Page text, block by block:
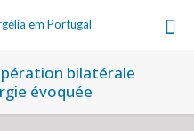
bilatérale
évoquée